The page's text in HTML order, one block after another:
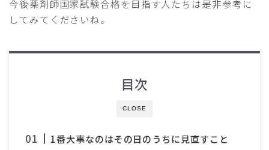
今後薬剤師国家試験合格を目指す人たちは是非参考に
してみてくださいね。
CLOSE
目次
1番大事なのはその日のうちに見直すこと